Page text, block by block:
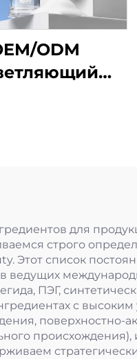
ODM
для
строго
Этот список
ведущих
ПЭГ,
с
поверхностно-